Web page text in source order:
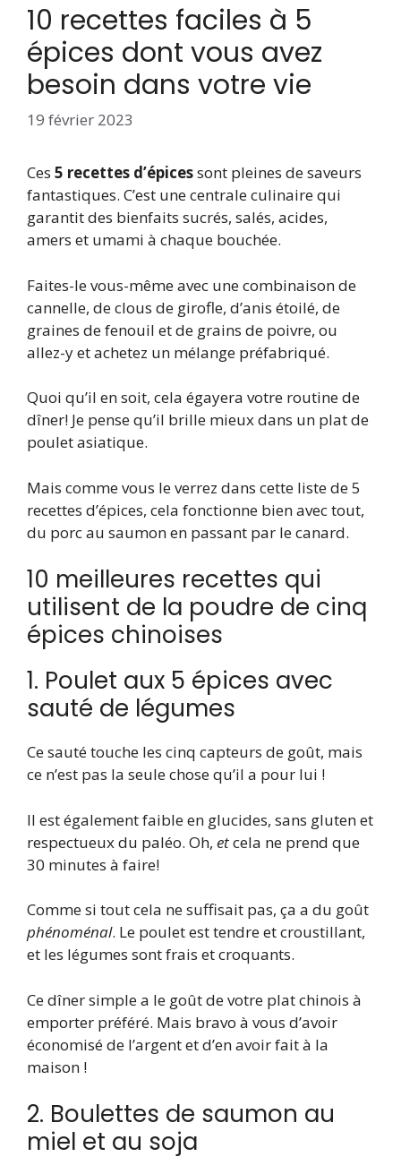
10 recettes faciles à 5
épices dont vous avez
besoin dans votre vie
19 février 2023
Ces 5 recettes d’épicessont pleines de saveurs
fantastiques. C’est une centrale culinaire qui
garantit des bienfaits sucrés, salés, acides,
amers et umami à chaque bouchée.
Faites-le vous-même avec une combinaison de
cannelle, de clous de girofle, d’anis étoilé, de
graines de fenouil et de grains de poivre, ou
allez-y et achetez un mélange préfabriqué.
Quoi qu’il en soit, cela égayera votre routine de
dîner! Je pense qu’il brille mieux dans un plat de
poulet asiatique.
Mais comme vous le verrez dans cette liste de 5
recettes d’épices, cela fonctionne bien avec tout,
du porc au saumon en passant par le canard.
10 meilleures recettes qui
utilisent de la poudre de cinq
épices chinoises
1. Poulet aux 5 épices avec
sauté de légumes
Ce sauté touche les cinq capteurs de goût, mais
ce n’est pas la seule chose qu’il a pour lui !
Il est également faible en glucides, sans gluten et
respectueux du paléo. Oh, etcela ne prend que
30 minutes à faire!
Comme si tout cela ne suffisait pas, ça a du goût
phénoménal. Le poulet est tendre et croustillant,
et les légumes sont frais et croquants.
Ce dîner simple a le goût de votre plat chinois à
emporter préféré. Mais bravo à vous d’avoir
économisé de l’argent et d’en avoir fait à la
maison !
2. Boulettes de saumon au
miel et au soja